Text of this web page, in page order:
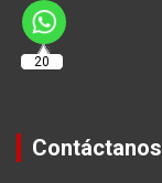
20
Contáctanos